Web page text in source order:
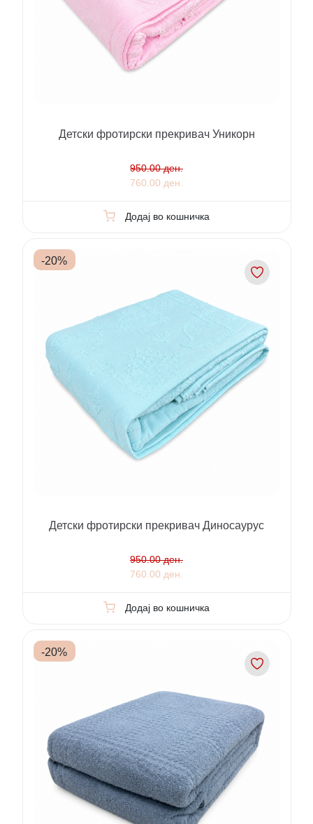
Детски фротирски прекривач Уникорн
950.00 ден.
760.00 ден.
Додај во кошничка
-20%
Детски фротирски прекривач Диносаурус
950.00 ден.
760.00 ден.
Додај во кошничка
-20%